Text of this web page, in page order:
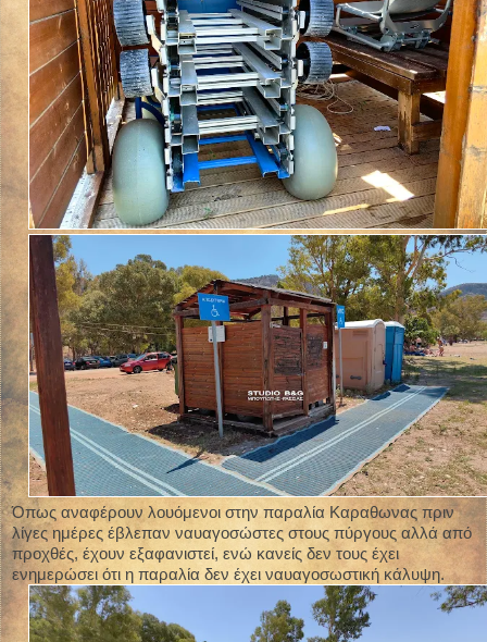
Όπως αναφέρουν λουόμενοι στην παραλία Καραθωνας πριν
λίγες ημέρες έβλεπαν ναυαγοσώστες στους πύργους αλλά από
προχθές, έχουν εξαφανιστεί, ενώ κανείς δεν τους έχει
ενημερώσει ότι η παραλία δεν έχει ναυαγοσωστική κάλυψη.